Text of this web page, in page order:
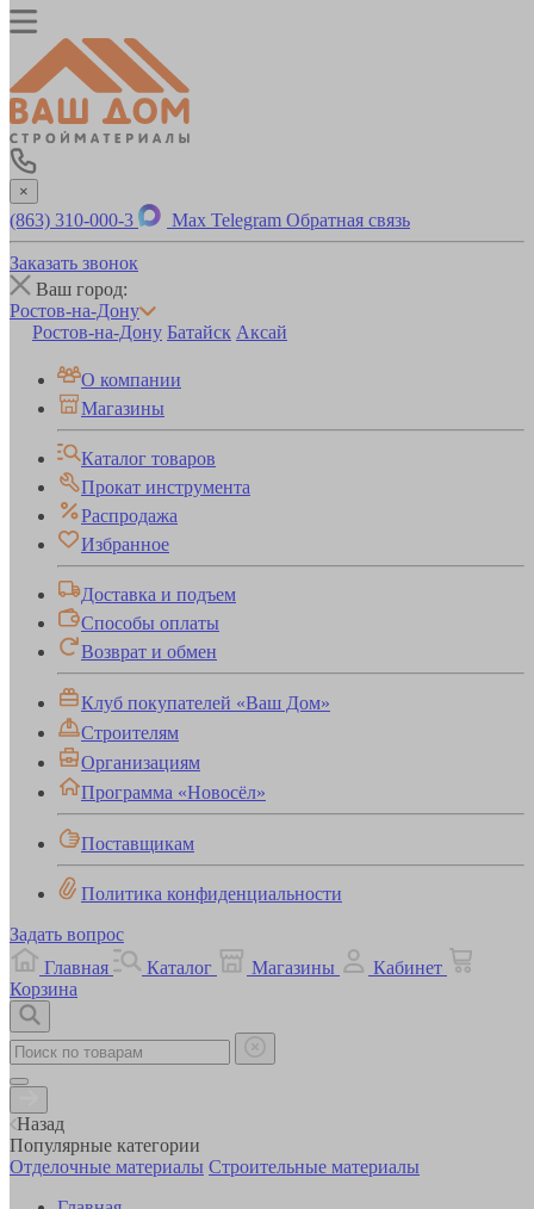
×
(863) 310-000-3 Max Telegram Обратная связь
Заказать звонок
Ваш город:
Ростов-на-Дону
Ростов-на-Дону Батайск Аксай
О компании
Магазины
Каталог товаров
Прокат инструмента
Распродажа
Избранное
Доставка и подъем
Способы оплаты
Возврат и обмен
Клуб покупателей «Ваш Дом»
Строителям
Организациям
Программа «Новосёл»
Поставщикам
Политика конфиденциальности
Задать вопрос
Главная
Каталог Магазины
Кабинет
Корзина
Назад
Популярные категории
Отделочные материалы Строительные материалы